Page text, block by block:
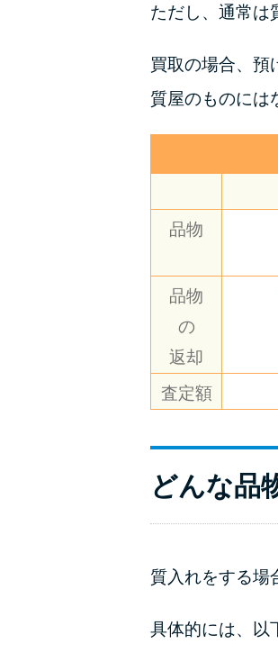
ただし、通常は
買取の場合、預
質屋のものには
品物
品物
の
返却
査定額
どんな品
質入れをする場
具体的には、以